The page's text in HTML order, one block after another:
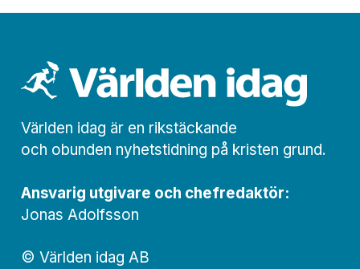
Världen idag är en rikstäckande
och obunden nyhets­­­tidning på kristen grund.
Ansvarig utgivare och chef­redaktör:
Jonas Adolfsson
© Världen idag AB